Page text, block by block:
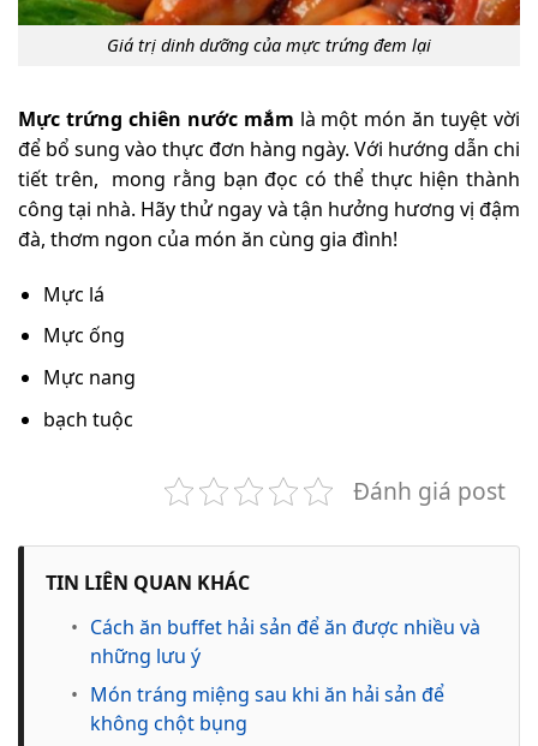
Giá trị dinh dưỡng của mực trứng đem lại
Mực trứng chiên nước mắm là một món ăn tuyệt vời
để bổ sung vào thực đơn hàng ngày. Với hướng dẫn chi
tiết trên, mong rằng bạn đọc có thể thực hiện thành
công tại nhà. Hãy thử ngay và tận hưởng hương vị đậm
đà, thơm ngon của món ăn cùng gia đình!
Mực lá
Mực ống
Mực nang
bạch tuộc
Đánh giá post
TIN LIÊN QUAN KHÁC
• Cách ăn buffet hải sản để ăn được nhiều và
những lưu ý
• Món tráng miệng sau khi ăn hải sản để
không chột bụng